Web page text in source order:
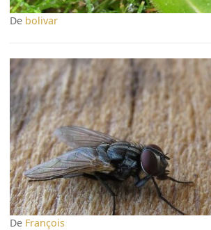
De bolivar
De François